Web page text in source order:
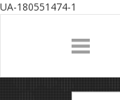
UA-180551474-1